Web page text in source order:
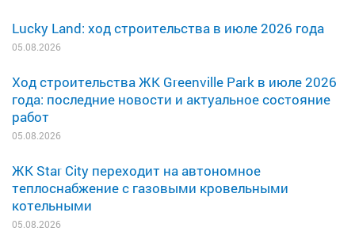
Lucky Land: ход строительства в июле 2026 года
05.08.2026
Ход строительства ЖК Greenville Park в июле 2026
года: последние новости и актуальное состояние
работ
05.08.2026
ЖК Star City переходит на автономное
теплоснабжение с газовыми кровельными
котельными
05.08.2026